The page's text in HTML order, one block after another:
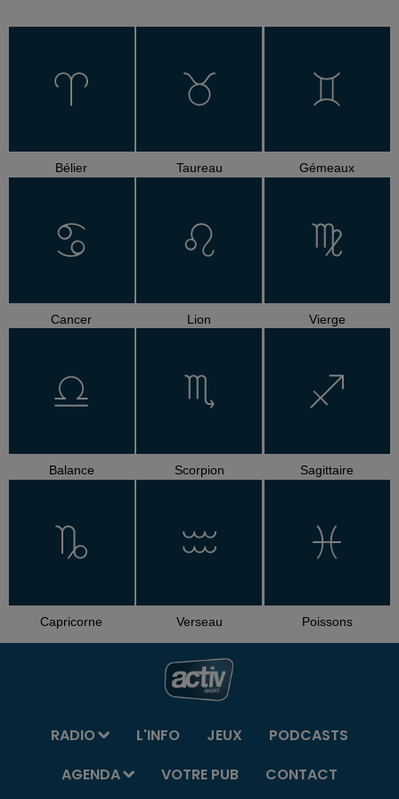
Bélier Taureau Gémeaux
Cancer Lion Vierge
Balance Scorpion Sagittaire
Capricorne Verseau Poissons
RADIO L'INFO JEUX
PODCASTS
AGENDA
VOTRE PUB CONTACT